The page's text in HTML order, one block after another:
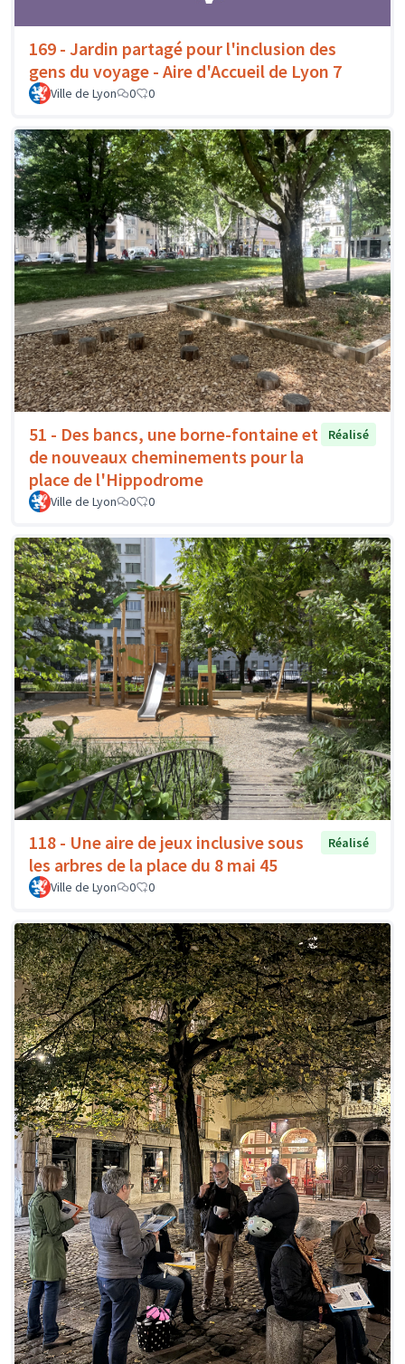
169 - Jardin partagé pour l'inclusion des
gens du voyage - Aire d'Accueil de Lyon 7
Ville de Lyon 0 0
51 - Des bancs, une borne-fontaine et
de nouveaux cheminements pour la
place de l'Hippodrome
Réalisé
Ville de Lyon 0 0
118 - Une aire de jeux inclusive sous
les arbres de la place du 8 mai 45
Réalisé
Ville de Lyon 0 0